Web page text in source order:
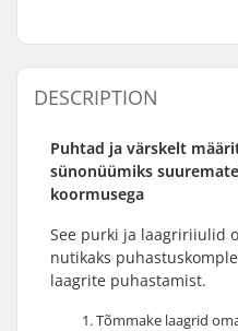
DESCRIPTION
Puhtad ja värskelt
sünonüümiks
koormusega
See purki ja laagririiulid
nutikaks
laagrite puhastamist.
Tõmmake laagrid